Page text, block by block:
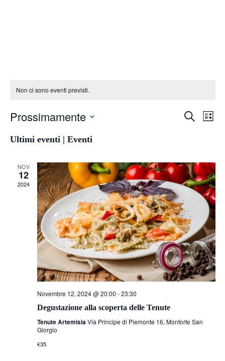
Non ci sono eventi previsti.
Eventi
viste
CercaLista
Prossimamente
la
data.
Ultimi eventi | Eventi
NOV
12
2024
Novembre 12, 2024 @ 20:00 -23:30
Degustazione alla scoperta delle Tenute
Tenute ArtemisiaVia Principe di Piemonte 16, Monforte San
Giorgio
€35